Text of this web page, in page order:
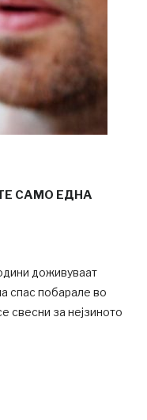
САМО ЕДНА
доживуваат
спас побарале во
свесни за нејзиното